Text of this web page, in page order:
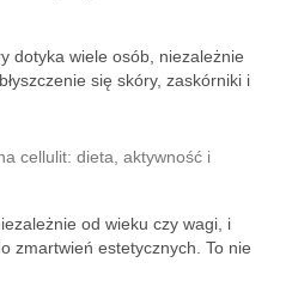
dotyka wiele osób, niezależnie
się skóry, zaskórniki i
cellulit: dieta, aktywność i
od wieku czy wagi, i
zmartwień estetycznych. To nie